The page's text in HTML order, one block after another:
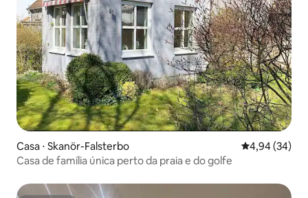
Casa ⋅ Skanör-Falsterbo 4,94 de uma
4,94 (34)
Casa de família única perto da praia e do golfe